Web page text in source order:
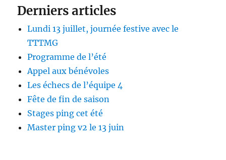
Derniers articles
Lundi 13 juillet, journée festive avec le
TTTMG
Programme de l’été
Appel aux bénévoles
Les échecs de l’équipe 4
Fête de fin de saison
Stages ping cet été
Master ping v2 le 13 juin